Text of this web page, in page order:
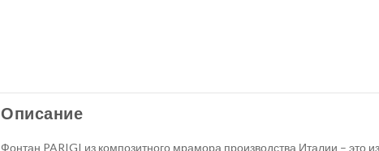
Описание
Фонтан PARIGI из композитного мрамора производства Италии – это